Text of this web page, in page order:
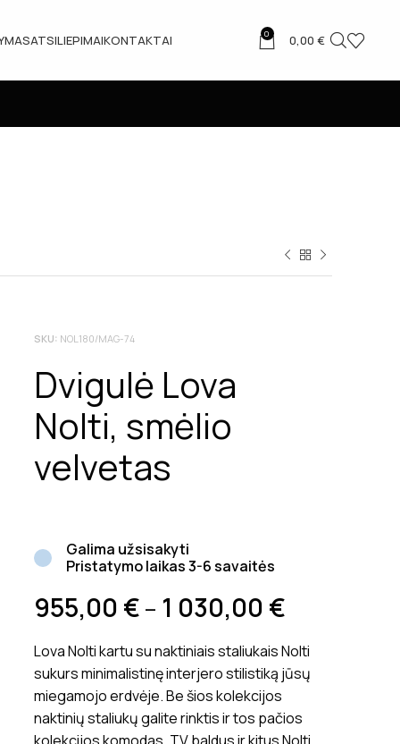
ATSILIEPIMAIKONTAKTAI 0 0,00€
SKU: NOL180/MAG-74
Dvigulė Lova
Nolti, smėlio
velvetas
Galima užsisakyti
Pristatymo laikas 3-6 savaitės
955,00 € – 1 030,00 €
Lova Nolti kartu su naktiniais staliukais Nolti
sukurs minimalistinę interjero stilistiką jūsų
miegamojo erdvėje. Be šios kolekcijos
naktinių staliukų galite rinktis ir tos pačios